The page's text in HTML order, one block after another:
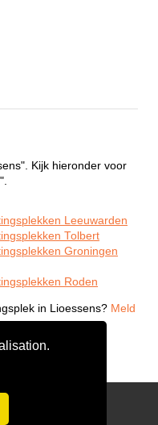
Kijk hieronder voor
Leeuwarden
Tolbert
Groningen
Roden
in Lioessens? Meld